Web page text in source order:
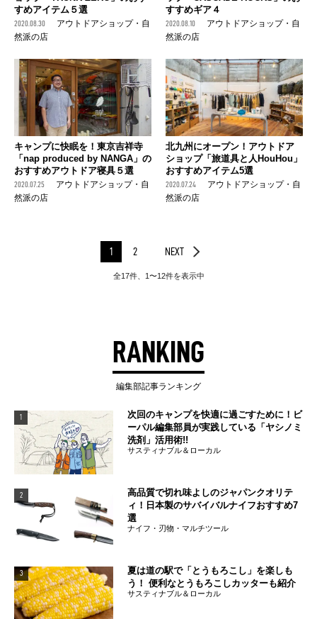
すめアイテム５選
2020.08.30
アウトドアショップ・自
然派の店
すすめギア４
2020.08.10
アウトドアショップ・自
然派の店
キャンプに快眠を！東京吉祥寺
「nap produced by NANGA」の
おすすめアウトドア寝具５選
2020.07.25
アウトドアショップ・自
然派の店
北九州にオープン！アウトドア
ショップ「旅道具と人HouHou」
おすすめアイテム5選
2020.07.24
アウトドアショップ・自
然派の店
1 2 NEXT
全17件、1〜12件を表示中
RANKING
編集部記事ランキング
1
次回のキャンプを快適に過ごすために！ビ
ーパル編集部員が実践している「ヤシノミ
洗剤」活用術!!
サスティナブル＆ローカル
2
高品質で切れ味よしのジャパンクオリテ
ィ！日本製のサバイバルナイフおすすめ7
選
ナイフ・刃物・マルチツール
3
夏は道の駅で「とうもろこし」を楽しも
う！ 便利なとうもろこしカッターも紹介
サスティナブル＆ローカル